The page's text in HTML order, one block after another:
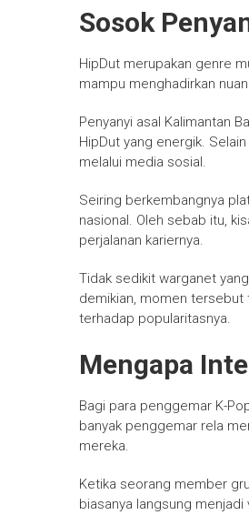
Sosok
HipDut merupakan genre
mampu menghadirkan
Penyanyi asal Kalimantan
HipDut yang energik.
melalui media sosial.
Seiring berkembangnya
nasional. Oleh sebab itu,
perjalanan kariernya.
Tidak sedikit warganet
demikian, momen tersebut
terhadap popularitasnya.
Mengapa
Bagi para penggemar K-
banyak penggemar rela
mereka.
Ketika seorang member
biasanya langsung